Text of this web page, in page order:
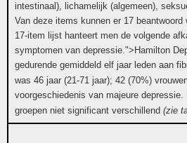
intestinaal), lichamelijk (algemeen),
Van deze items kunnen er 17
17-item lijst hanteert men de volgende
symptomen van depressie.">Hamilton
gedurende gemiddeld elf jaar leden aan
was 46 jaar (21-71 jaar); 42 (70%)
voorgeschiedenis van majeure
groepen niet significant verschillend (zie